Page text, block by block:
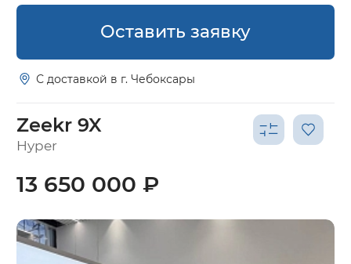
Оставить заявку
С доставкой в г. Чебоксары
Zeekr 9X
Hyper
13 650 000 ₽